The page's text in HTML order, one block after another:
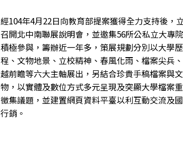
經104年4月22日向教育部提案獲得全力支持後，
召開北中南聯展說明會，並邀集56所公私立大專
積極參與，籌辦近一年多，策展規劃分別以大學歷
程、文物地景、立校精神、春風化雨、檔案尖兵
越前瞻等六大主軸展出，另結合珍貴手稿檔案與文
物，以實體及數位方式多元呈現及突顯大學檔案
徵集議題，並建置網頁資料平臺以利互動交流及
行銷。